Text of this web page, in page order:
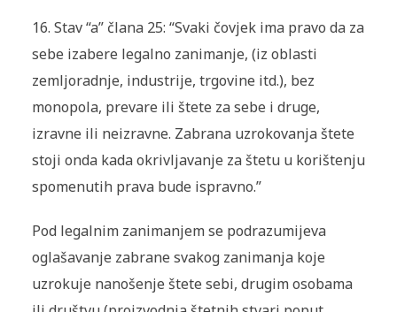
16. Stav “a” člana 25: “Svaki čovjek ima pravo da za
sebe izabere legalno zanimanje, (iz oblasti
zemljoradnje, industrije, trgovine itd.), bez
monopola, prevare ili štete za sebe i druge,
izravne ili neizravne. Zabrana uzrokovanja štete
stoji onda kada okrivljavanje za štetu u korištenju
spomenutih prava bude ispravno.”
Pod legalnim zanimanjem se podrazumijeva
oglašavanje zabrane svakog zanimanja koje
uzrokuje nanošenje štete sebi, drugim osobama